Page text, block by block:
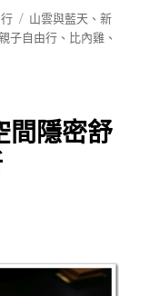
標
籤
山雲與藍天 、新
子自由行 、 比內雞 、
間隱密舒